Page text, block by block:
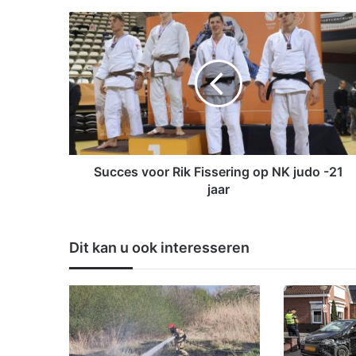
S
u
c
c
e
o
i
s
s
e
r
i
Succes voor Rik Fissering op NK judo -21
jaar
Dit kan u ook interesseren